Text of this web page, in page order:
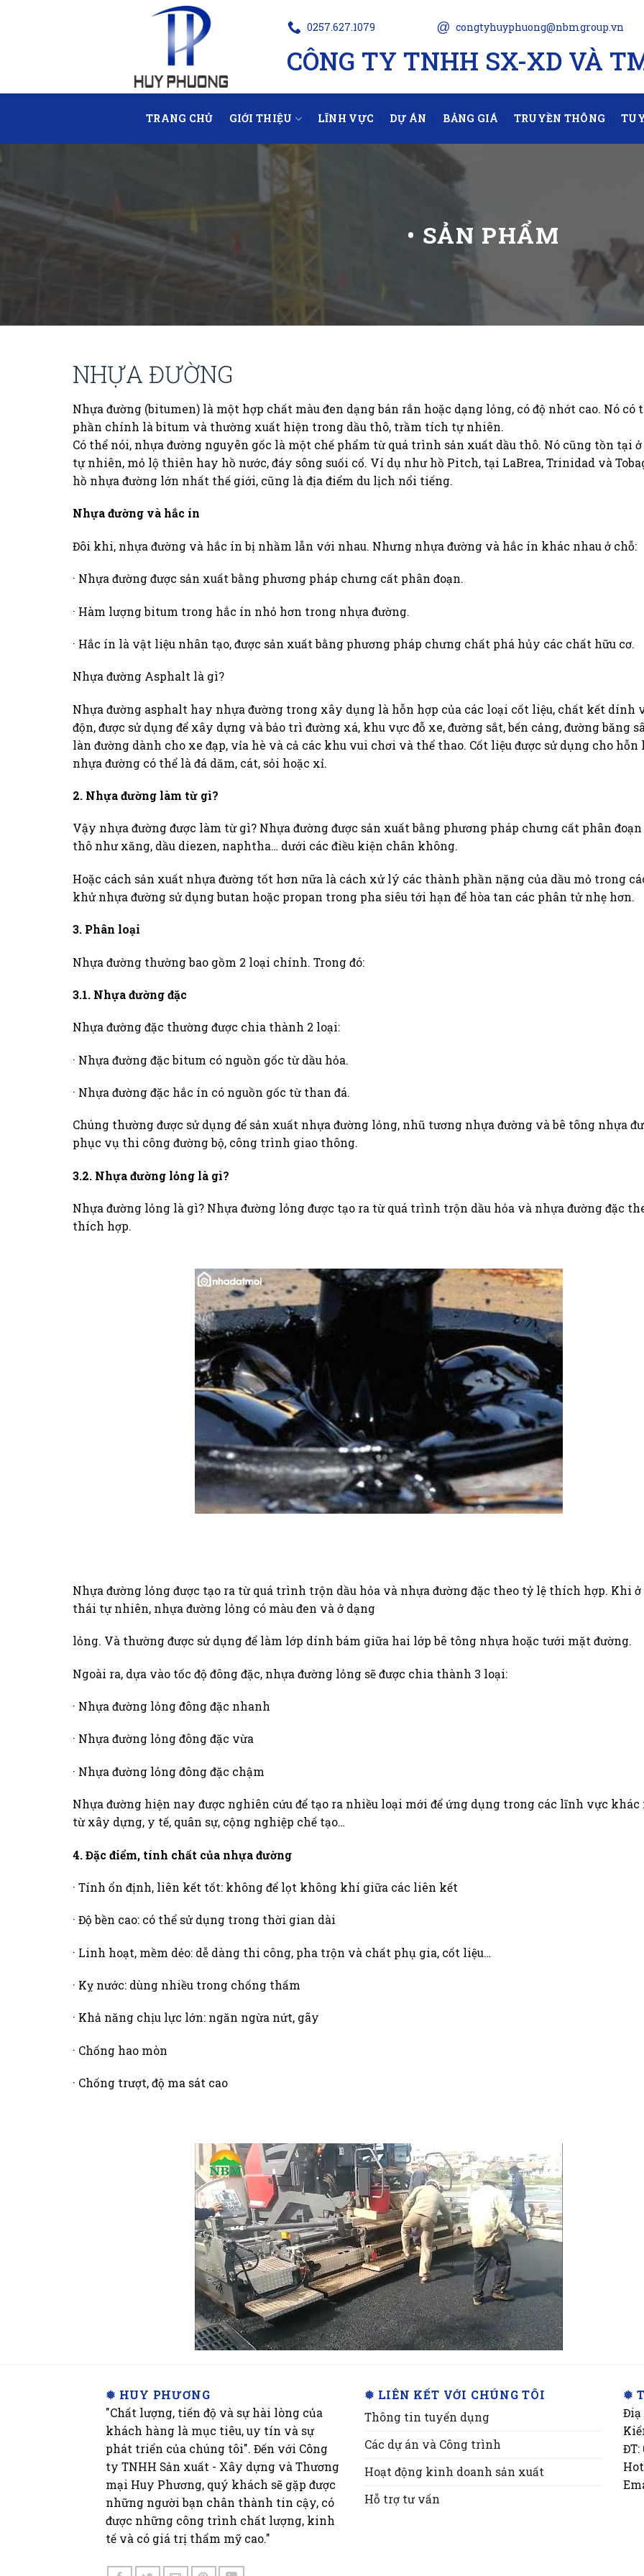
0257.627.1079 @ congtyhuyphuong@nbmgroup.vn
CÔNG TY TNHH SX-XD VÀ
TRANG CHỦ GIỚI THIỆU LĨNH VỰC DỰ ÁN BẢNG GIÁ TRUYỀN THÔNG
• SẢN PHẨM
NHỰA ĐƯỜNG
Nhựa đường (bitumen) là một hợp chất màu đen dạng bán rắn hoặc dạng lỏng, có độ nhớt cao. Nó có
phần chính là bitum và thường xuất hiện trong dầu thô, trầm tích tự nhiên.
Có thể nói, nhựa đường nguyên gốc là một chế phẩm từ quá trình sản xuất dầu thô. Nó cũng tồn tại
tự nhiên, mỏ lộ thiên hay hồ nước, đáy sông suối cổ. Ví dụ như hồ Pitch, tại LaBrea, Trinidad và
hồ nhựa đường lớn nhất thế giới, cũng là địa điểm du lịch nổi tiếng.
Nhựa đường và hắc ín
Đôi khi, nhựa đường và hắc ín bị nhầm lẫn với nhau. Nhưng nhựa đường và hắc ín khác nhau ở chỗ:
· Nhựa đường được sản xuất bằng phương pháp chưng cất phân đoạn.
· Hàm lượng bitum trong hắc ín nhỏ hơn trong nhựa đường.
· Hắc ín là vật liệu nhân tạo, được sản xuất bằng phương pháp chưng chất phá hủy các chất hữu cơ.
Nhựa đường Asphalt là gì?
Nhựa đường asphalt hay nhựa đường trong xây dụng là hỗn hợp của các loại cốt liệu, chất kết dính
độn, được sử dụng để xây dựng và bảo trì đường xá, khu vực đỗ xe, đường sắt, bến cảng, đường băng
làn đường dành cho xe đạp, vỉa hè và cả các khu vui chơi và thể thao. Cốt liệu được sử dụng cho hỗn
nhựa đường có thể là đá dăm, cát, sỏi hoặc xỉ.
2. Nhựa đường làm từ gì?
Vậy nhựa đường được làm từ gì? Nhựa đường được sản xuất bằng phương pháp chưng cất phân đoạn
thô như xăng, dầu diezen, naphtha… dưới các điều kiện chân không.
Hoặc cách sản xuất nhựa đường tốt hơn nữa là cách xử lý các thành phần nặng của dầu mỏ trong
khử nhựa đường sử dụng butan hoặc propan trong pha siêu tới hạn để hòa tan các phân tử nhẹ hơn.
3. Phân loại
Nhựa đường thường bao gồm 2 loại chính. Trong đó:
3.1. Nhựa đường đặc
Nhựa đường đặc thường được chia thành 2 loại:
· Nhựa đường đặc bitum có nguồn gốc từ dầu hỏa.
· Nhựa đường đặc hắc ín có nguồn gốc từ than đá.
Chúng thường được sử dụng để sản xuất nhựa đường lỏng, nhũ tương nhựa đường và bê tông nhựa
phục vụ thi công đường bộ, công trình giao thông.
3.2. Nhựa đường lỏng là gì?
Nhựa đường lỏng là gì? Nhựa đường lỏng được tạo ra từ quá trình trộn dầu hỏa và nhựa đường đặc
thích hợp.
Nhựa đường lỏng được tạo ra từ quá trình trộn dầu hỏa và nhựa đường đặc theo tỷ lệ thích hợp. Khi
thái tự nhiên, nhựa đường lỏng có màu đen và ở dạng
lỏng. Và thường được sử dụng để làm lớp dính bám giữa hai lớp bê tông nhựa hoặc tưới mặt đường.
Ngoài ra, dựa vào tốc độ đông đặc, nhựa đường lỏng sẽ được chia thành 3 loại:
· Nhựa đường lỏng đông đặc nhanh
· Nhựa đường lỏng đông đặc vừa
· Nhựa đường lỏng đông đặc chậm
Nhựa đường hiện nay được nghiên cứu để tạo ra nhiều loại mới để ứng dụng trong các lĩnh vực khác
từ xây dựng, y tế, quân sự, cộng nghiệp chế tạo…
4. Đặc điểm, tính chất của nhựa đường
· Tính ổn định, liên kết tốt: không để lọt không khí giữa các liên kết
· Độ bền cao: có thể sử dụng trong thời gian dài
· Linh hoạt, mềm dẻo: dễ dàng thi công, pha trộn và chất phụ gia, cốt liệu…
· Kỵ nước: dùng nhiều trong chống thấm
· Khả năng chịu lực lớn: ngăn ngừa nứt, gãy
· Chống hao mòn
· Chống trượt, độ ma sát cao
❅ HUY PHƯƠNG
"Chất lượng, tiến độ và sự hài lòng của
khách hàng là mục tiêu, uy tín và sự
phát triển của chúng tôi". Đến với Công
ty TNHH Sản xuất - Xây dựng và Thương
mại Huy Phương, quý khách sẽ gặp được
những người bạn chân thành tin cậy, có
được những công trình chất lượng, kinh
tế và có giá trị thẩm mỹ cao."
❅ LIÊN KẾT VỚI CHÚNG TÔI
Thông tin tuyển dụng
Các dự án và Công trình
Hoạt động kinh doanh sản xuất
Hỗ trợ tư vấn
❅
Điạ
ĐT: